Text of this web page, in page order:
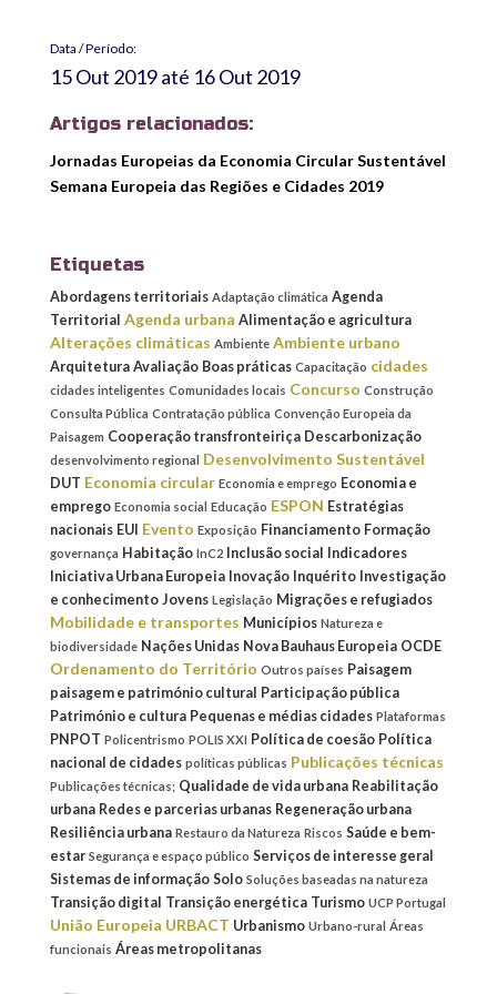
Data / Período:
15 Out 2019até 16 Out 2019
Artigos relacionados:
Jornadas Europeias da Economia Circular Sustentável
Semana Europeia das Regiões e Cidades 2019
Etiquetas
Abordagens territoriais Adaptação climática Agenda
Territorial Agenda urbana Alimentação e agricultura
Alterações climáticas Ambiente Ambiente urbano
Arquitetura Avaliação Boas práticas Capacitação cidades
cidades inteligentes Comunidades locais Concurso Construção
Consulta Pública Contratação pública Convenção Europeia da
Paisagem Cooperação transfronteiriça Descarbonização
desenvolvimento regional Desenvolvimento Sustentável
DUT Economia circular Economia e emprego Economia e
emprego Economia social Educação ESPON Estratégias
nacionais EUI Evento Exposição Financiamento Formação
governança Habitação InC2 Inclusão social Indicadores
Iniciativa Urbana Europeia Inovação Inquérito Investigação
e conhecimento Jovens Legislação Migrações e refugiados
Mobilidade e transportes Municípios Natureza e
biodiversidade Nações Unidas Nova Bauhaus Europeia OCDE
Ordenamento do Território Outros países Paisagem
paisagem e património cultural Participação pública
Património e cultura Pequenas e médias cidades Plataformas
PNPOT Policentrismo POLIS XXI Política de coesão Política
nacional de cidades políticas públicas Publicações técnicas
Publicações técnicas; Qualidade de vida urbana Reabilitação
urbana Redes e parcerias urbanas Regeneração urbana
Resiliência urbana Restauro da Natureza Riscos Saúde e bem-
estar Segurança e espaço público Serviços de interesse geral
Sistemas de informação Solo Soluções baseadas na natureza
Transição digital Transição energética Turismo UCP Portugal
União Europeia URBACT Urbanismo Urbano-rural Áreas
funcionais Áreas metropolitanas